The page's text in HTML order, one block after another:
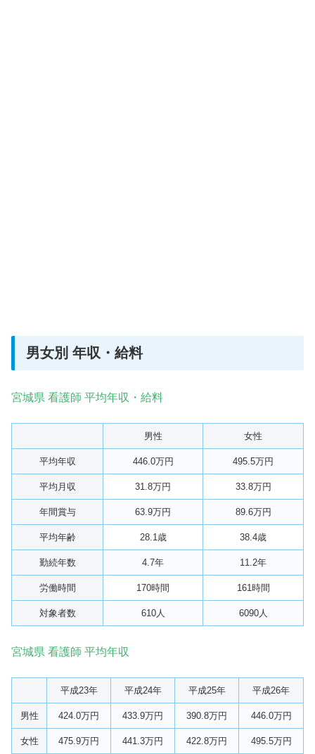
男女別 年収・給料
宮城県 看護師 平均年収・給料
男性 女性
平均年収 446.0万円 495.5万円
平均月収 31.8万円 33.8万円
年間賞与 63.9万円 89.6万円
平均年齢 28.1歳 38.4歳
勤続年数 4.7年 11.2年
労働時間 170時間 161時間
対象者数 610人 6090人
宮城県 看護師 平均年収
平成23年 平成24年 平成25年 平成26年
男性 424.0万円 433.9万円 390.8万円 446.0万円
女性 475.9万円 441.3万円 422.8万円 495.5万円